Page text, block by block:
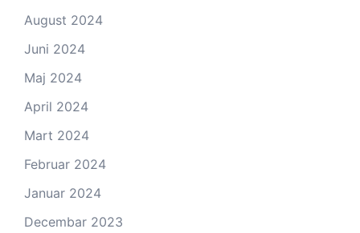
August 2024
Juni 2024
Maj 2024
April 2024
Mart 2024
Februar 2024
Januar 2024
Decembar 2023